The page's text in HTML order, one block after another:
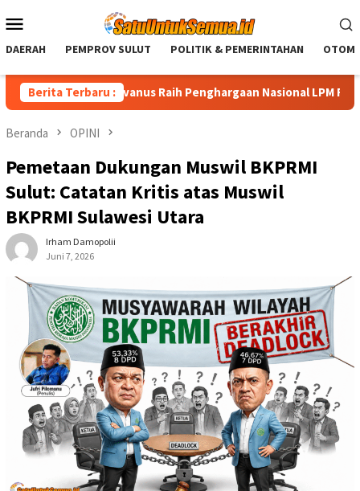
ke
Mobile
DAERAH PEMPROV SULUT POLITIK & PEMERINTAHAN
Berita Terbaru :
Selvanus Raih Penghargaan Nasional LPM RI Di
Beranda OPINI
Pemetaan Dukungan Muswil BKPRMI
Sulut: Catatan Kritis atas Muswil
BKPRMI Sulawesi Utara
Irham Damopolii
Juni 7, 2026